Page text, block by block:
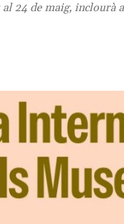
24 de maig,